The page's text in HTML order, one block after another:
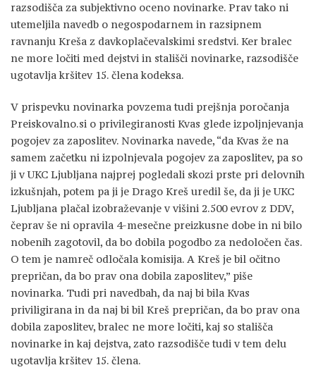
razsodišča za subjektivno oceno novinarke. Prav tako ni
utemeljila navedb o negospodarnem in razsipnem
ravnanju Kreša z davkoplačevalskimi sredstvi. Ker bralec
ne more ločiti med dejstvi in stališči novinarke, razsodišče
ugotavlja kršitev 15. člena kodeksa.
V prispevku novinarka povzema tudi prejšnja poročanja
Preiskovalno.si o privilegiranosti Kvas glede izpoljnjevanja
pogojev za zaposlitev. Novinarka navede, “da Kvas že na
samem začetku ni izpolnjevala pogojev za zaposlitev, pa so
ji v UKC Ljubljana najprej pogledali skozi prste pri delovnih
izkušnjah, potem pa ji je Drago Kreš uredil še, da ji je UKC
Ljubljana plačal izobraževanje v višini 2.500 evrov z DDV,
čeprav še ni opravila 4-mesečne preizkusne dobe in ni bilo
nobenih zagotovil, da bo dobila pogodbo za nedoločen čas.
O tem je namreč odločala komisija. A Kreš je bil očitno
prepričan, da bo prav ona dobila zaposlitev,” piše
novinarka. Tudi pri navedbah, da naj bi bila Kvas
priviligirana in da naj bi bil Kreš prepričan, da bo prav ona
dobila zaposlitev, bralec ne more ločiti, kaj so stališča
novinarke in kaj dejstva, zato razsodišče tudi v tem delu
ugotavlja kršitev 15. člena.